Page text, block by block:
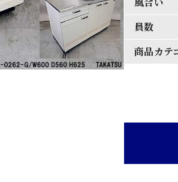
員数
商品カテ